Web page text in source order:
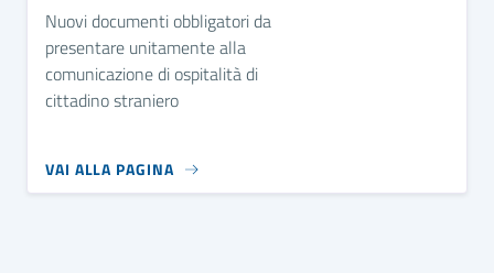
Nuovi documenti obbligatori da
presentare unitamente alla
comunicazione di ospitalità di
cittadino straniero
VAI ALLA PAGINA